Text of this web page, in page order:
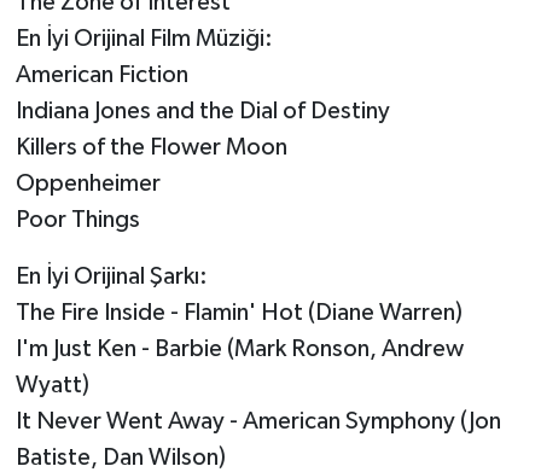
En İyi Orijinal Film Müziği:
American Fiction
Indiana Jones and the Dial of Destiny
Killers of the Flower Moon
Oppenheimer
Poor Things
En İyi Orijinal Şarkı:
The Fire Inside - Flamin' Hot (Diane Warren)
I'm Just Ken - Barbie (Mark Ronson, Andrew
Wyatt)
It Never Went Away - American Symphony (Jon
Batiste, Dan Wilson)